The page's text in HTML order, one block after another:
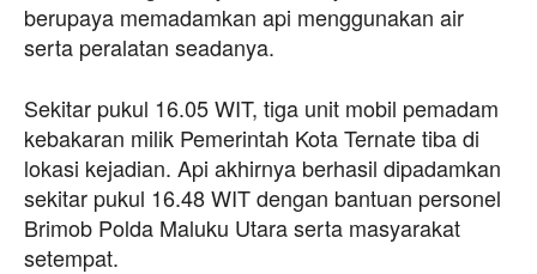
berupaya memadamkan api menggunakan air
serta peralatan seadanya.
Sekitar pukul 16.05 WIT, tiga unit mobil pemadam
kebakaran milik Pemerintah Kota Ternate tiba di
lokasi kejadian. Api akhirnya berhasil dipadamkan
sekitar pukul 16.48 WIT dengan bantuan personel
Brimob Polda Maluku Utara serta masyarakat
setempat.